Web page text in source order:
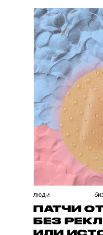
люди
ПАТЧИ
БЕЗ